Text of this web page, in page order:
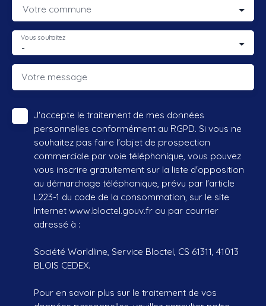
Votre commune
-
Vous souhaitez
Votre message
J'accepte le traitement de mes données
personnelles conformément au RGPD. Si vous ne
souhaitez pas faire l'objet de prospection
commerciale par voie téléphonique, vous pouvez
vous inscrire gratuitement sur la liste d'opposition
au démarchage téléphonique, prévu par l'article
L223-1 du code de la consommation, sur le site
Internet www.bloctel.gouv.fr ou par courrier
adressé à :
Société Worldline, Service Bloctel, CS 61311, 41013
BLOIS CEDEX.
Pour en savoir plus sur le traitement de vos